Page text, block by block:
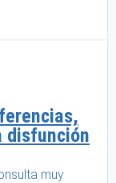
disfunción
muy